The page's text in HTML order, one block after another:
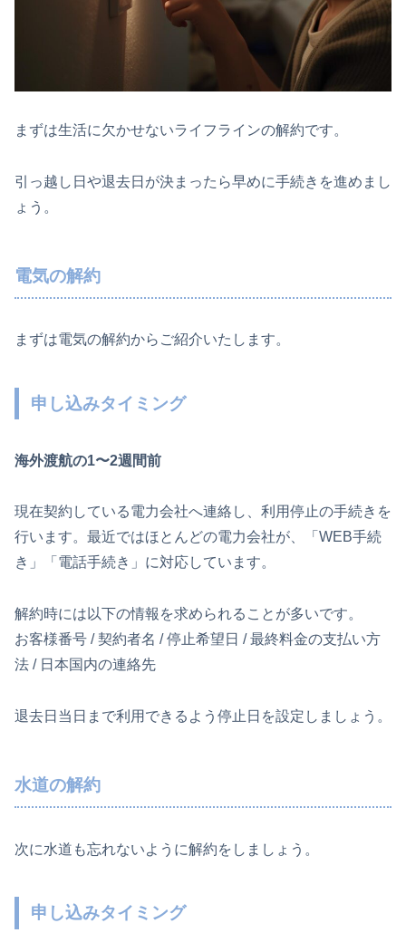
まずは生活に欠かせないライフラインの解約です。
引っ越し日や退去日が決まったら早めに手続きを進めまし
ょう。
電気の解約
まずは電気の解約からご紹介いたします。
申し込みタイミング
海外渡航の1〜2週間前
現在契約している電力会社へ連絡し、利用停止の手続きを
行います。最近ではほとんどの電力会社が、「WEB手続
き」「電話手続き」に対応しています。
解約時には以下の情報を求められることが多いです。
お客様番号 / 契約者名 / 停止希望日 / 最終料金の支払い方
法 / 日本国内の連絡先
退去日当日まで利用できるよう停止日を設定しましょう。
水道の解約
次に水道も忘れないように解約をしましょう。
申し込みタイミング